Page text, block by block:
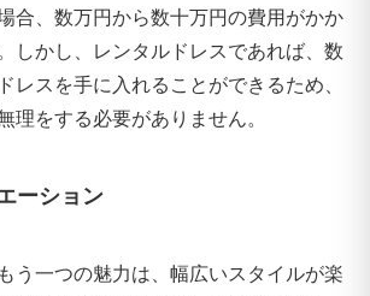
合、数万円から数十万円の費用がかか
しかし、レンタルドレスであれば、数
レスを手に入れることができるため、
理をする必要がありません。
ーション
う一つの魅力は、幅広いスタイルが楽